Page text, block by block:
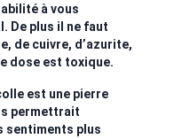
à vous
De plus il ne faut
de cuivre, d’azurite,
dose est toxique.
est une pierre
permettrait
sentiments plus